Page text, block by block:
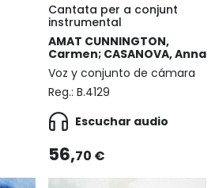
Cantata per a conjunt
instrumental
AMAT CUNNINGTON,
Carmen; CASANOVA, Anna
Voz y conjunto de cámara
Reg.: B.4129
Escuchar audio
56,70 €